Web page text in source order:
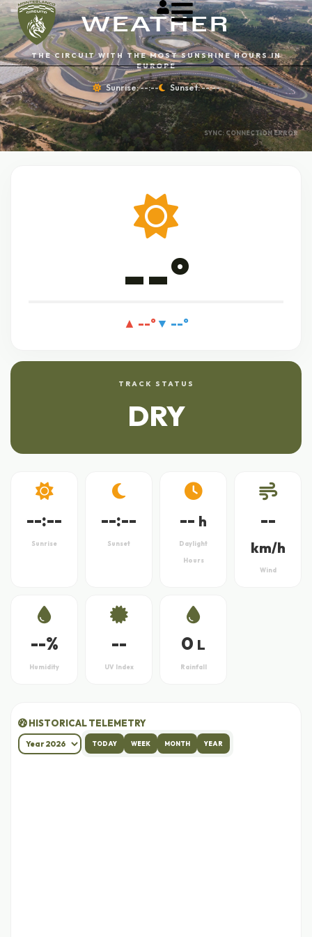
WEATHER
THE CIRCUIT WITH THE MOST SUNSHINE HOURS IN
EUROPE
Sunrise:--:-- Sunset:--:--
SYNC: CONNECTION ERROR
--°
▲ --°▼ --°
TRACK STATUS
DRY
--:--
Sunrise
--:--
Sunset
-- h
Daylight
Hours
--
km/h
Wind
--%
Humidity
--
UV Index
0 L
Rainfall
HISTORICAL TELEMETRY
TODAY WEEK MONTH YEAR